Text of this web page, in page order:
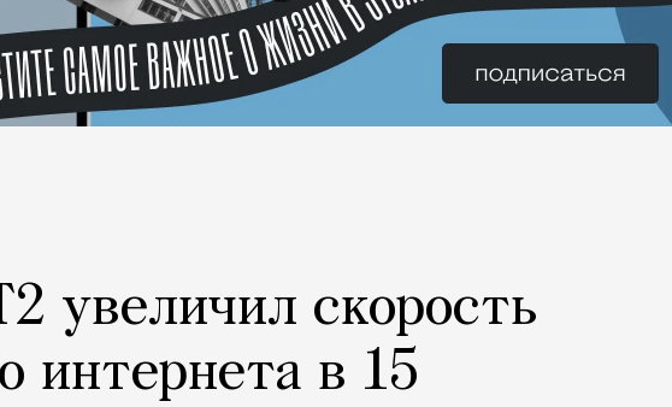
увеличил скорость
интернета в 15